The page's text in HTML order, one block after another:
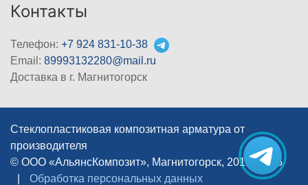
Контакты
Телефон: +7 924 831-10-38
Email: 89993132280@mail.ru
Доставка в г. Магнитогорск
Стеклопластиковая композитная арматура от
производителя
© ООО «АльянсКомпозит», Магнитогорск, 2012–2026
Обработка персональных данных